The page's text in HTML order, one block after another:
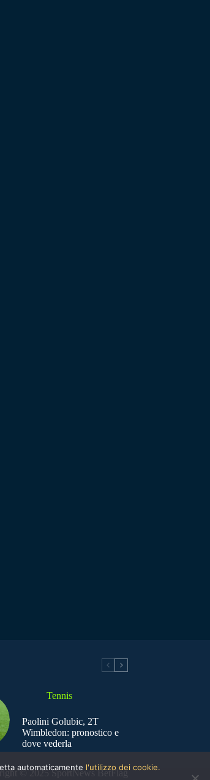
Tennis
Paolini Golubic, 2T
Wimbledon: pronostico e
dove vederla
© 2025 SportNews BetFlag
automaticamente l'utilizzo dei cookie.